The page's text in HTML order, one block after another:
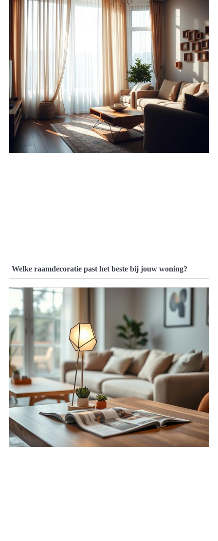
Welke raamdecoratie past het beste bij jouw woning?